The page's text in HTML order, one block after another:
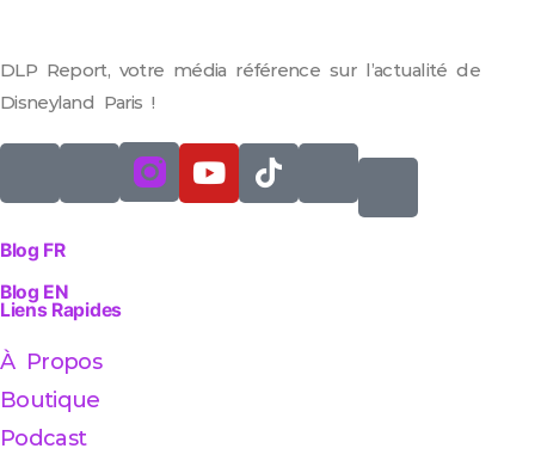
DLP Report, votre média référence sur l’actualité de
Disneyland Paris !
Blog FR
Blog EN
Liens Rapides
À Propos
Boutique
Podcast